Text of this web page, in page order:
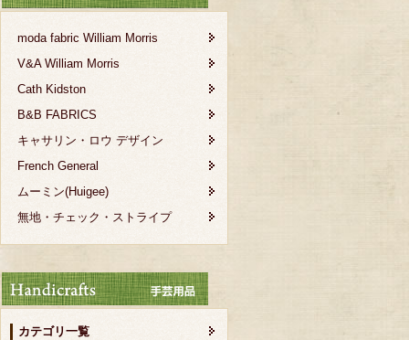
moda fabric William Morris
V&A William Morris
Cath Kidston
B&B FABRICS
キャサリン・ロウ デザイン
French General
ムーミン(Huigee)
無地・チェック・ストライプ
カテゴリ一覧